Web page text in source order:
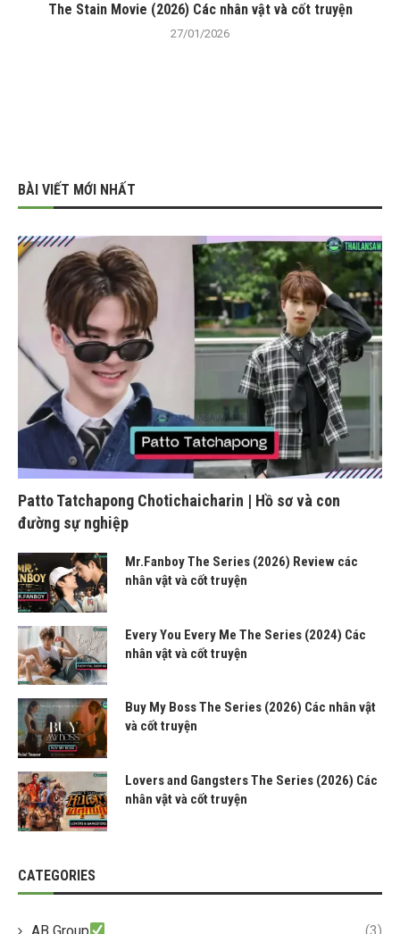
The Stain Movie (2026) Các nhân vật và cốt truyện
27/01/2026
BÀI VIẾT MỚI NHẤT
Patto Tatchapong Chotichaicharin | Hồ sơ và con
đường sự nghiệp
Mr.Fanboy The Series (2026) Review các
nhân vật và cốt truyện
Every You Every Me The Series (2024) Các
nhân vật và cốt truyện
Buy My Boss The Series (2026) Các nhân vật
và cốt truyện
Lovers and Gangsters The Series (2026) Các
nhân vật và cốt truyện
CATEGORIES
AB Group (3)